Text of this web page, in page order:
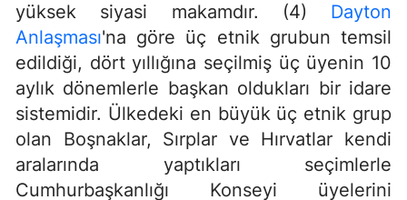
yüksek siyasi makamdır. (4) Dayton
Anlaşması'na göre üç etnik grubun temsil
edildiği, dört yıllığına seçilmiş üç üyenin 10
aylık dönemlerle başkan oldukları bir idare
sistemidir. Ülkedeki en büyük üç etnik grup
olan Boşnaklar, Sırplar ve Hırvatlar kendi
aralarında yaptıkları seçimlerle
Cumhurbaşkanlığı Konseyi üyelerini